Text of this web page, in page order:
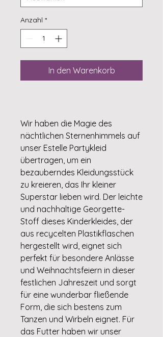
Anzahl *
In den Warenkorb
Wir haben die Magie des
nächtlichen Sternenhimmels auf
unser Estelle Partykleid
übertragen, um ein
bezauberndes Kleidungsstück
zu kreieren, das Ihr kleiner
Superstar lieben wird. Der leichte
und nachhaltige Georgette-
Stoff dieses Kinderkleides, der
aus recycelten Plastikflaschen
hergestellt wird, eignet sich
perfekt für besondere Anlässe
und Weihnachtsfeiern in dieser
festlichen Jahreszeit und sorgt
für eine wunderbar fließende
Form, die sich bestens zum
Tanzen und Wirbeln eignet. Für
das Futter haben wir unser